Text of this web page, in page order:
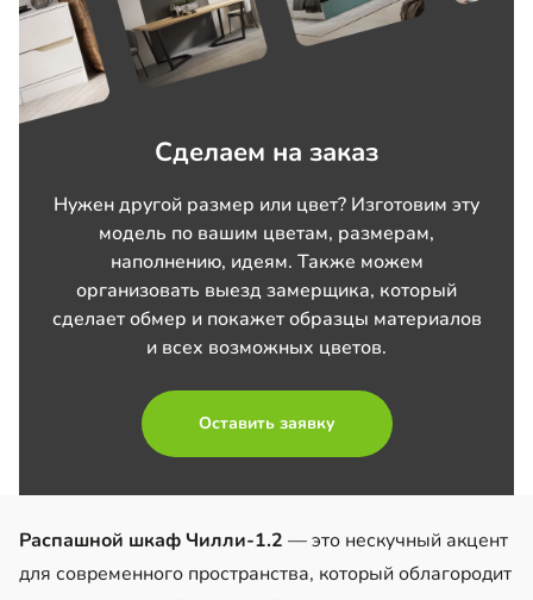
Сделаем на заказ
Нужен другой размер или цвет? Изготовим эту
модель по вашим цветам, размерам,
наполнению, идеям. Также можем
организовать выезд замерщика, который
сделает обмер и покажет образцы материалов
и всех возможных цветов.
Оставить заявку
Распашной шкаф Чилли-1.2 — это нескучный акцент
для современного пространства, который облагородит